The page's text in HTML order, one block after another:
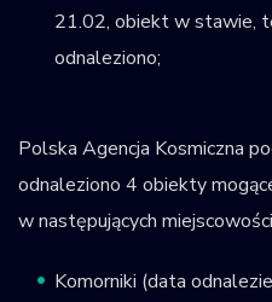
21.02, obiekt w stawie,
odnaleziono;
Polska Agencja Kosmiczna
odnaleziono 4 obiekty
w następujących
Komorniki (data